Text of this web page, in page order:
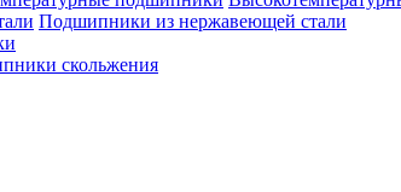
Подшипники из нержавеющей стали
скольжения